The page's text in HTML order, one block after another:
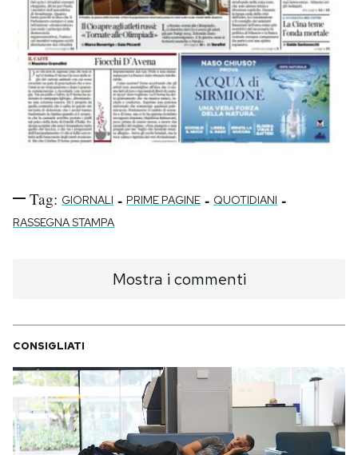
Tag: GIORNALI - PRIME PAGINE - QUOTIDIANI -
RASSEGNA STAMPA
Mostra i commenti
CONSIGLIATI